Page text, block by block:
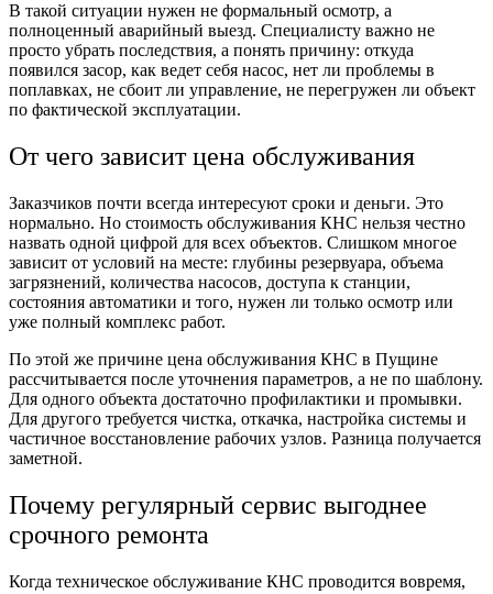
В такой ситуации нужен не формальный осмотр, а
полноценный аварийный выезд. Специалисту важно не
просто убрать последствия, а понять причину: откуда
появился засор, как ведет себя насос, нет ли проблемы в
поплавках, не сбоит ли управление, не перегружен ли объект
по фактической эксплуатации.
От чего зависит цена обслуживания
Заказчиков почти всегда интересуют сроки и деньги. Это
нормально. Но стоимость обслуживания КНС нельзя честно
назвать одной цифрой для всех объектов. Слишком многое
зависит от условий на месте: глубины резервуара, объема
загрязнений, количества насосов, доступа к станции,
состояния автоматики и того, нужен ли только осмотр или
уже полный комплекс работ.
По этой же причине цена обслуживания КНС в Пущине
рассчитывается после уточнения параметров, а не по шаблону.
Для одного объекта достаточно профилактики и промывки.
Для другого требуется чистка, откачка, настройка системы и
частичное восстановление рабочих узлов. Разница получается
заметной.
Почему регулярный сервис выгоднее
срочного ремонта
Когда техническое обслуживание КНС проводится вовремя,